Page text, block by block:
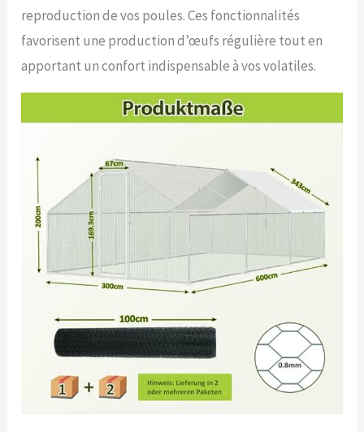
reproduction de vos poules. Ces fonctionnalités
favorisent une production d’œufs régulière tout en
apportant un confort indispensable à vos volatiles.